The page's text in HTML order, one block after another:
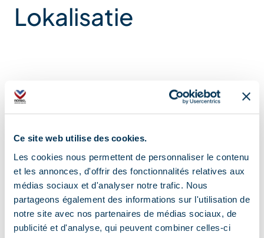
Ce site web utilise des cookies.
Les cookies nous permettent de personnaliser le contenu
et les annonces, d'offrir des fonctionnalités relatives aux
médias sociaux et d'analyser notre trafic. Nous
partageons également des informations sur l'utilisation de
notre site avec nos partenaires de médias sociaux, de
publicité et d'analyse, qui peuvent combiner celles-ci
Lokalisatie